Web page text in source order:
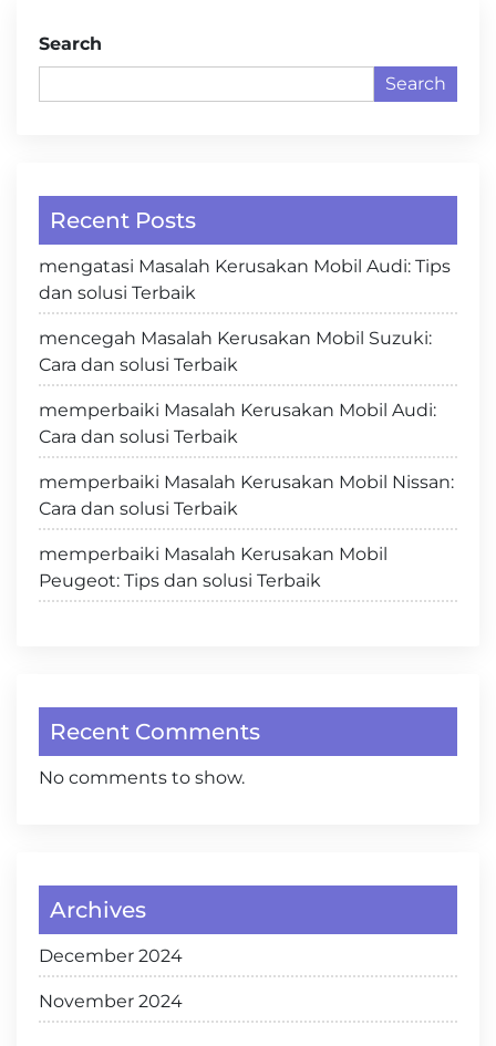
Search
Search
Recent Posts
mengatasi Masalah Kerusakan Mobil Audi: Tips
dan solusi Terbaik
mencegah Masalah Kerusakan Mobil Suzuki:
Cara dan solusi Terbaik
memperbaiki Masalah Kerusakan Mobil Audi:
Cara dan solusi Terbaik
memperbaiki Masalah Kerusakan Mobil Nissan:
Cara dan solusi Terbaik
memperbaiki Masalah Kerusakan Mobil
Peugeot: Tips dan solusi Terbaik
Recent Comments
No comments to show.
Archives
December 2024
November 2024